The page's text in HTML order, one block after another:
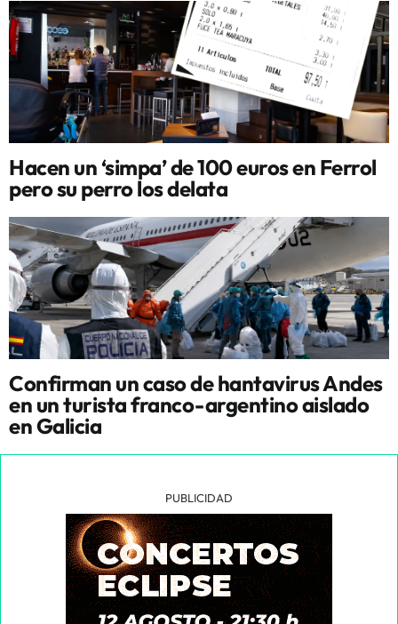
Hacen un ‘simpa’ de 100 euros en Ferrol
pero su perro los delata
Confirman un caso de hantavirus Andes
en un turista franco-argentino aislado
en Galicia
PUBLICIDAD